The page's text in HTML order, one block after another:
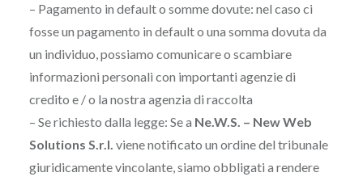
– Pagamento in default o somme dovute: nel caso ci
fosse un pagamento in default o una somma dovuta da
un individuo, possiamo comunicare o scambiare
informazioni personali con importanti agenzie di
credito e / o la nostra agenzia di raccolta
– Se richiesto dalla legge: Se a Ne.W.S. – New Web
Solutions S.r.l. viene notificato un ordine del tribunale
giuridicamente vincolante, siamo obbligati a rendere